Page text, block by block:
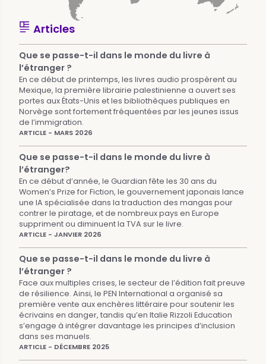
Articles
Que se passe-t-il dans le monde du livre à
l’étranger ?
En ce début de printemps, les livres audio prospèrent au
Mexique, la première librairie palestinienne a ouvert ses
portes aux États-Unis et les bibliothèques publiques en
Norvège sont fortement fréquentées par les jeunes issus
de l’immigration.
ARTICLE - MARS 2026
Que se passe-t-il dans le monde du livre à
l’étranger?
En ce début d’année, le Guardian fête les 30 ans du
Women’s Prize for Fiction, le gouvernement japonais lance
une IA spécialisée dans la traduction des mangas pour
contrer le piratage, et de nombreux pays en Europe
suppriment ou diminuent la TVA sur le livre.
ARTICLE - JANVIER 2026
Que se passe-t-il dans le monde du livre à
l’étranger ?
Face aux multiples crises, le secteur de l’édition fait preuve
de résilience. Ainsi, le PEN International a organisé sa
première vente aux enchères littéraire pour soutenir les
écrivains en danger, tandis qu’en Italie Rizzoli Education
s’engage à intégrer davantage les principes d’inclusion
dans ses manuels.
ARTICLE - DÉCEMBRE 2025